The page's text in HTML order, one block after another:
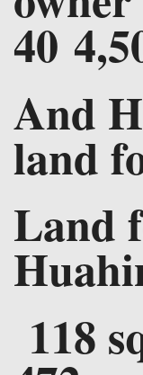
40
And
land
Land
118